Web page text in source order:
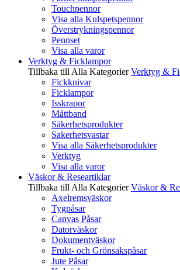
Touchpennor
Visa alla Kulspetspennor
Överstrykningspennor
Pennset
Visa alla varor
Verktyg & Ficklampor
Tillbaka till Alla Kategorier Verktyg &
Fickknivar
Ficklampor
Isskrapor
Måttband
Säkerhetsprodukter
Sakerhetsvastar
Visa alla Säkerhetsprodukter
Verktyg
Visa alla varor
Väskor & Researtiklar
Tillbaka till Alla Kategorier Väskor &
Axelremsväskor
Tygpåsar
Canvas Påsar
Datorväskor
Dokumentväskor
Frukt- och Grönsakspåsar
Jute Påsar